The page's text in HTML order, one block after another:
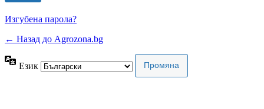
Изгубена парола?
← Назад до Agrozona.bg
Език